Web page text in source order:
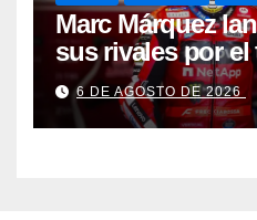
Marc Márquez
sus rivales por
dado una
6 DE AGOSTO DE 2026